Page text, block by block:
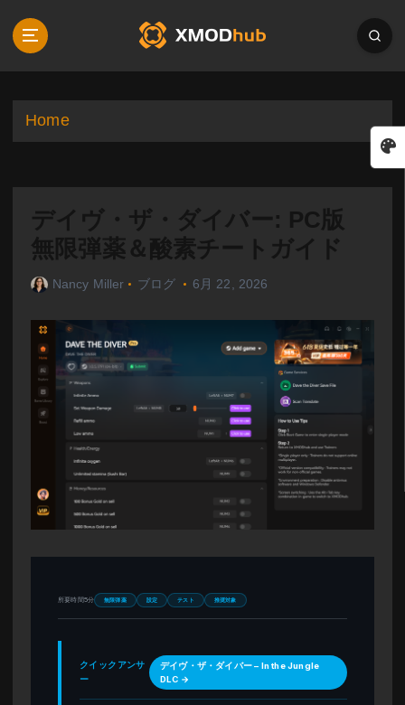
p
Home
デイヴ・ザ・ダイバー: PC版
無限弾薬＆酸素チートガイド
Nancy Miller ブログ 6月 22, 2026
所要時間5分 無限弾薬 設定 テスト 推奨対象
クイックアンサ
ー
デイヴ・ザ・ダイバー – In the Jungle
DLC →